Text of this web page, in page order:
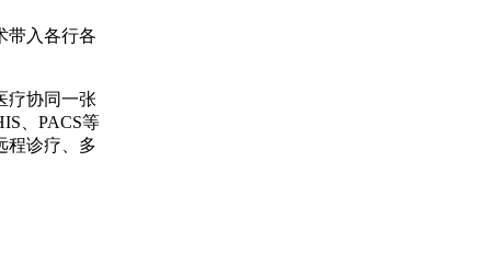
带入各行各
疗协同一张
、PACS等
程诊疗、多